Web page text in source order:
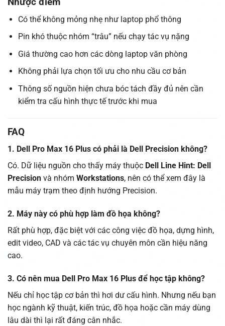
Có thể không mỏng nhẹ như laptop phổ thông
Pin khó thuộc nhóm “trâu” nếu chạy tác vụ nặng
Giá thường cao hơn các dòng laptop văn phòng
Không phải lựa chọn tối ưu cho nhu cầu cơ bản
Thông số nguồn hiện chưa bóc tách đầy đủ nên cần
kiểm tra cấu hình thực tế trước khi mua
FAQ
1. Dell Pro Max 16 Plus có phải là Dell Precision không?
Có. Dữ liệu nguồn cho thấy máy thuộc Dell Line Hint: Dell
Precision và nhóm Workstations, nên có thể xem đây là
mẫu máy trạm theo định hướng Precision.
2. Máy này có phù hợp làm đồ họa không?
Rất phù hợp, đặc biệt với các công việc đồ họa, dựng hình,
edit video, CAD và các tác vụ chuyên môn cần hiệu năng
cao.
3. Có nên mua Dell Pro Max 16 Plus để học tập không?
Nếu chỉ học tập cơ bản thì hơi dư cấu hình. Nhưng nếu bạn
học ngành kỹ thuật, kiến trúc, đồ họa hoặc cần máy dùng
lâu dài thì lại rất đáng cân nhắc.